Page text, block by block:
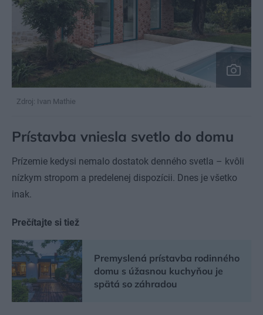
Zdroj: Ivan Mathie
Prístavba vniesla svetlo do domu
Prízemie kedysi nemalo dostatok denného svetla – kvôli
nízkym stropom a predelenej dispozícii. Dnes je všetko
inak.
Prečítajte si tiež
Premyslená prístavba rodinného
domu s úžasnou kuchyňou je
spätá so záhradou